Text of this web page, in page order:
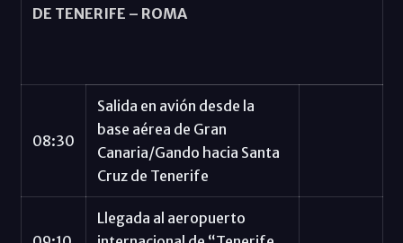
DE TENERIFE – ROMA
08:30
Salida en avión desde la
base aérea de Gran
Canaria/Gando hacia Santa
Cruz de Tenerife
Llegada al aeropuerto